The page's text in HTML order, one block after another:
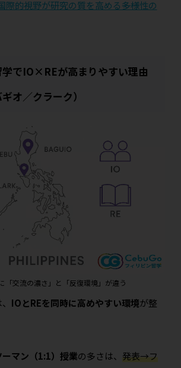
際的視野が研究の質を高める――多様性の
学でIO×REが高まりやすい理由
オ／クラーク）
「交流の濃さ」と「反復環境」が違う
IOとREを同時に高めやすい環境が整
ーマン（1:1）授業の多さは、 発表→フ